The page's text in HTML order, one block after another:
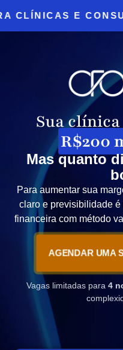
E
Sua
R$200
Mas quanto
Para aumentar sua
claro e previsibilidade
financeira com método
AGENDAR UMA
Vagas limitadas para 4